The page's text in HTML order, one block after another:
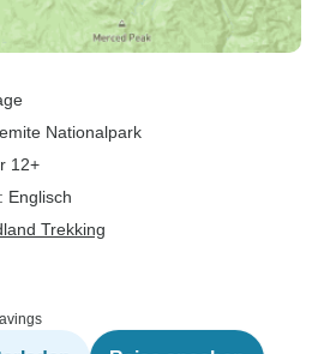
Nationalpark
12+
Englisch
Trekking